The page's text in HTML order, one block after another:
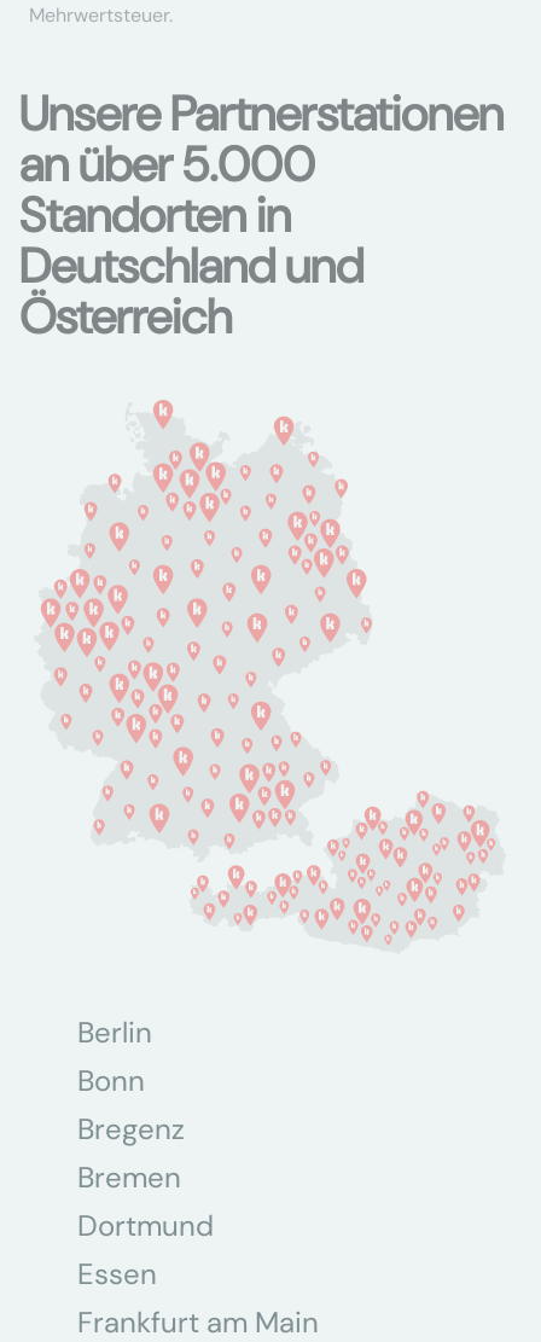
Mehrwertsteuer.
Unsere Partnerstationen
an über 5.000
Standorten in
Deutschland und
Österreich
Berlin
Bonn
Bregenz
Bremen
Dortmund
Essen
Frankfurt am Main